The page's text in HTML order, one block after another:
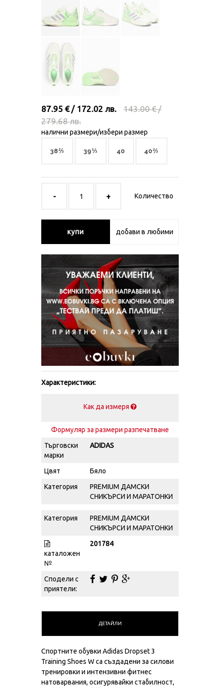
87.95 € / 172.02 лв.
143.00 € /
279.68 лв.
налични размери/избери размер
38⅔ 39⅓ 40 40⅔
Количество
купи добави в любими
Характеристики:
Как да измеря
Формуляр за размери разпечатване
Търговски
марки
ADIDAS
Цвят
Бяло
Категория
PREMIUM ДАМСКИ
СНИКЪРСИ И МАРАТОНКИ
Категория
PREMIUM ДАМСКИ
СНИКЪРСИ И МАРАТОНКИ
каталожен
№
201784
Сподели с
приятели:
ДЕТАЙЛИ
Спортните обувки Adidas Dropset 3
Training Shoes W са създадени за силови
тренировки и интензивни фитнес
натоварвания, осигурявайки стабилност,